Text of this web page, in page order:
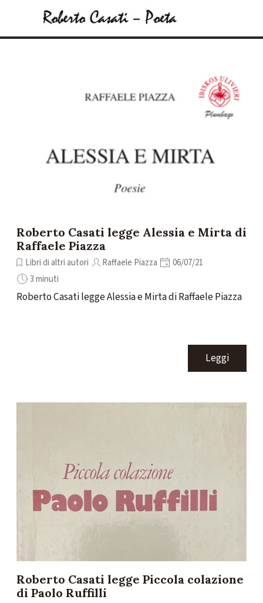
Salta menù
Roberto Casati legge Alessia e Mirta di
Raffaele Piazza
Libri di altri autori Raffaele Piazza
06/07/21
3 minuti
Roberto Casati legge Alessia e Mirta di Raffaele Piazza
Leggi
Roberto Casati legge Piccola colazione
di Paolo Ruffilli